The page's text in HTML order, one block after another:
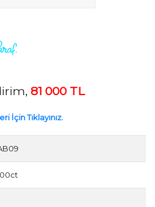
81 000 TL
İçin Tıklayınız.